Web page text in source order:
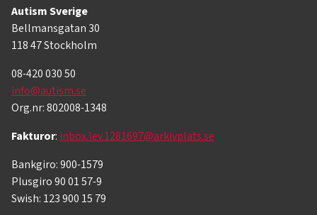
Autism Sverige
Bellmansgatan 30
118 47 Stockholm
08-420 030 50
info@autism.se
Org.nr: 802008-1348
Fakturor: inbox.lev.1281697@arkivplats.se
Bankgiro: 900-1579
Plusgiro 90 01 57-9
Swish: 123 900 15 79